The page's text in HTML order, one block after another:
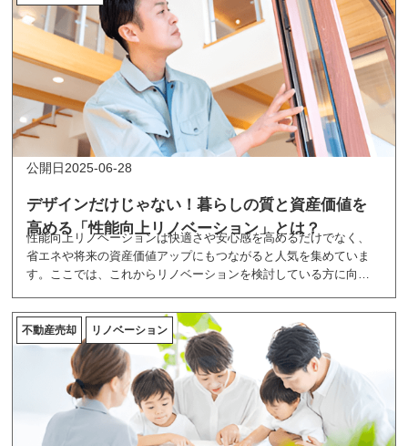
デザインだけじゃない！暮らしの質と資産価値を
高める「性能向上リノベーション」とは？
2025-06-28
性能向上リノベーションは快適さや安心感を高めるだけでなく、
省エネや将来の資産価値アップにもつながると人気を集めていま
す。ここでは、これからリノベーションを検討している方に向け
不動産売却 リノベーション